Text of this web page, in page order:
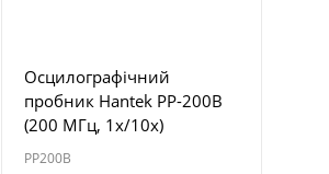
Осцилографічний
пробник Hantek PP-200B
(200 МГц, 1x/10x)
PP200B